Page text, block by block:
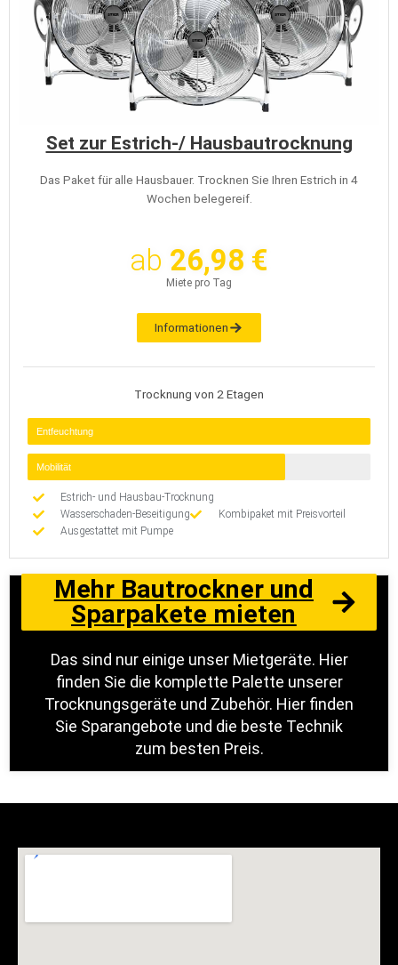
Set zur Estrich-/ Hausbautrocknung
Das Paket für alle Hausbauer. Trocknen Sie Ihren Estrich in 4
Wochen belegereif.
ab 26,98 €
Miete pro Tag
Informationen
Trocknung von 2 Etagen
Entfeuchtung
Mobilität
Estrich- und Hausbau-Trocknung
Wasserschaden-Beseitigung
Kombipaket mit Preisvorteil
Ausgestattet mit Pumpe
Mehr Bautrockner und
Sparpakete mieten
Das sind nur einige unser Mietgeräte. Hier
finden Sie die komplette Palette unserer
Trocknungsgeräte und Zubehör. Hier finden
Sie Sparangebote und die beste Technik
zum besten Preis.